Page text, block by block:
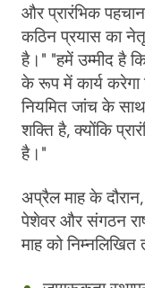
और प्रारंभिक
कठिन प्रयास का
है।" "हमें उम्मीद है
के रूप में कार्य
नियमित जांच के
शक्ति है, क्योंकि
है।"
अप्रैल माह के
पेशेवर और संगठन
माह को निम्नलिखित